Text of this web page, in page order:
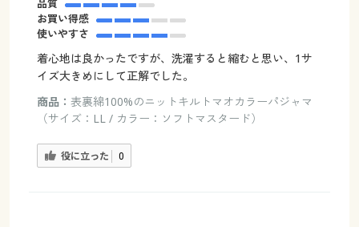
品質
お買い得感
使いやすさ
着心地は良かったですが、洗濯すると縮むと思い、1サ
イズ大きめにして正解でした。
商品： 表裏綿100%のニットキルトマオカラーパジャマ
（サイズ：LL / カラー：ソフトマスタード）
役に立った 0